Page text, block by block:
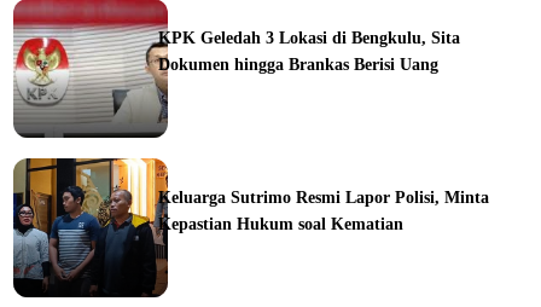
KPK Geledah 3 Lokasi di Bengkulu, Sita
Dokumen hingga Brankas Berisi Uang
Keluarga Sutrimo Resmi Lapor Polisi, Minta
Kepastian Hukum soal Kematian